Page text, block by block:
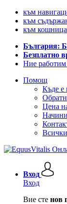
към
към
към
България:
Безплатно
Ние работим
Помощ
Къде е
Цена
Вход
Вход
Вие сте нов